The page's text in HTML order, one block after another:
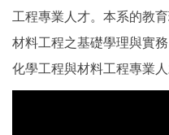
工程專業人才。本系的教
材料工程之基礎學理與實
化學工程與材料工程專業人